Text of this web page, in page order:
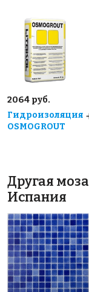
2064 руб.
Гидроизоляция
OSMOGROUT
Другая
Испания